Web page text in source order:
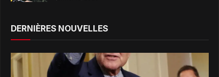
DERNIÈRES NOUVELLES